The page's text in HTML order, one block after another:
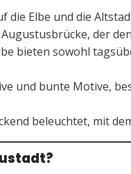
die Elbe und die
der
bieten sowohl
und bunte Motive,
beleuchtet, mit